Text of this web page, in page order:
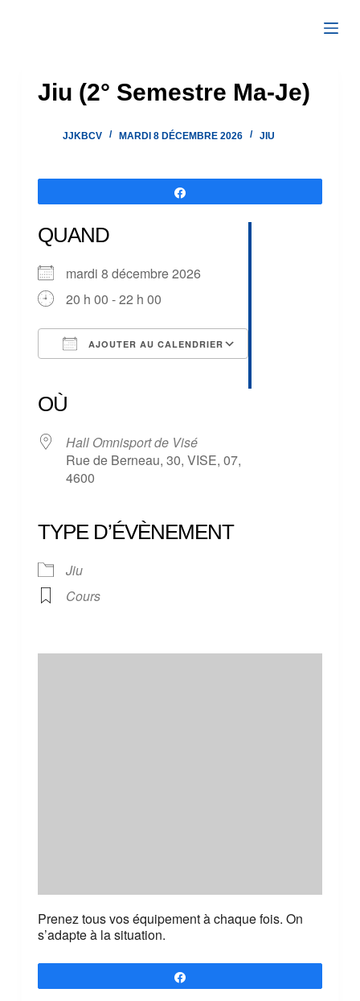
Jiu (2° Semestre Ma-Je)
JJKBCV MARDI 8 DÉCEMBRE 2026 JIU
QUAND
mardi 8 décembre 2026
20 h 00 - 22 h 00
AJOUTER AU CALENDRIER
OÙ
Hall Omnisport de Visé
Rue de Berneau, 30, VISE, 07,
4600
TYPE D’ÉVÈNEMENT
Jiu
Cours
Prenez tous vos équipement à chaque fois. On
s’adapte à la situation.